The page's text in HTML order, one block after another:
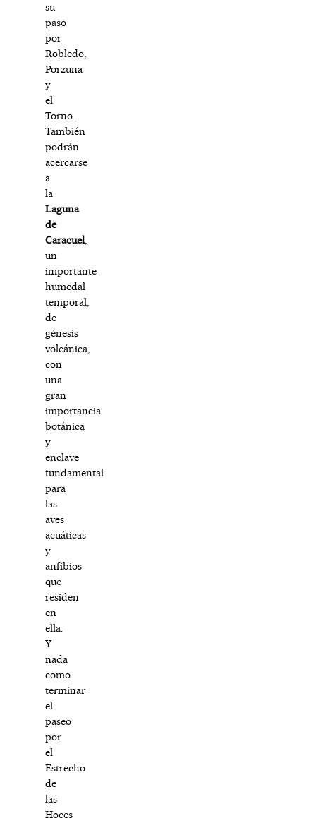
su
paso
por
Robledo,
Porzuna
y
el
Torno.
También
podrán
acercarse
a
la
Laguna
de
Caracuel,
un
importante
humedal
temporal,
de
génesis
volcánica,
con
una
gran
importancia
botánica
y
enclave
fundamental
para
las
aves
acuáticas
y
anfibios
que
residen
en
ella.
Y
nada
como
terminar
el
paseo
por
el
Estrecho
de
las
Hoces